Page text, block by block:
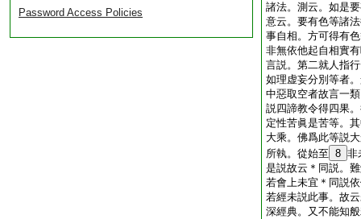
Password Access Policies
諸法。測云。如是
意云。要有色等諸
事自相。方可得有
非無依他起自相實
言説。第二就人指
如理虚妄分別等者
中惡取空者故言一
説四諦教令得四果
定性苦眞是苦等。
大乘。佛爲此等説
所執。從始至 8 非
是説故云＊同説。
若會上未宜＊同説
若經未説此事。故
深經典。又不能知